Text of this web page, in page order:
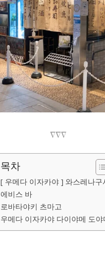
∇∇∇
목차
[ 우메다 이자카야 ] 와스레나구
에비스 바
로바타야키 츠마고
우메다 이자카야 다이야메 도야